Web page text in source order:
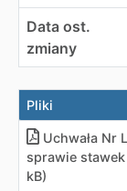
Data ost.
zmiany
Pliki
Uchwała Nr
sprawie
kB)